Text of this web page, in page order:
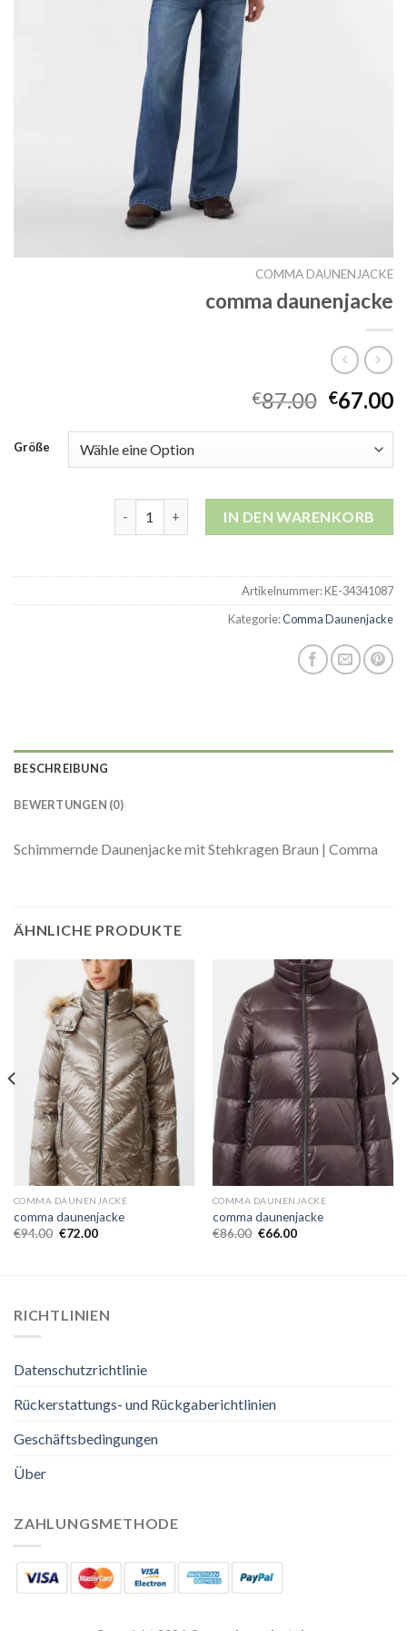
COMMA DAUNENJACKE
comma daunenjacke
€87.00 €67.00
Größe
IN DEN WARENKORB
Artikelnummer:KE-34341087
Kategorie:Comma Daunenjacke
BESCHREIBUNG
BEWERTUNGEN (0)
Schimmernde Daunenjacke mit Stehkragen Braun | Comma
ÄHNLICHE PRODUKTE
COMMA DAUNENJACKE
comma daunenjacke
€94.00 €72.00
COMMA DAUNENJACKE
comma daunenjacke
€86.00 €66.00
RICHTLINIEN
Datenschutzrichtlinie
Rückerstattungs- und Rückgaberichtlinien
Geschäftsbedingungen
Über
ZAHLUNGSMETHODE